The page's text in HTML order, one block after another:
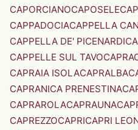
CAPORCIANOCAPOSELE
CAPPADOCIACAPPELLA
CAPPELLA DE' PICENARDI
CAPPELLE SUL TAVO
CAPRAIA ISOLACAPRALBA
CAPRANICA PRENESTINA
CAPRAROLACAPRAUNA
CAPREZZOCAPRICAPRI